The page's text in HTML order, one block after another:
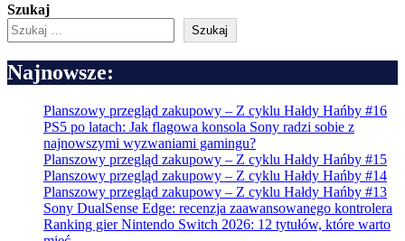
Szukaj
Szukaj
Najnowsze:
Planszowy przegląd zakupowy – Z cyklu Hałdy Hańby #16
PS5 po latach: Jak flagowa konsola Sony radzi sobie z
najnowszymi wyzwaniami gamingu?
Planszowy przegląd zakupowy – Z cyklu Hałdy Hańby #15
Planszowy przegląd zakupowy – Z cyklu Hałdy Hańby #14
Planszowy przegląd zakupowy – Z cyklu Hałdy Hańby #13
Sony DualSense Edge: recenzja zaawansowanego kontrolera
Ranking gier Nintendo Switch 2026: 12 tytułów, które warto